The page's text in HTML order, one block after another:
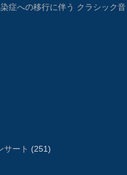
症への移行に伴う クラシック音
サート (251)